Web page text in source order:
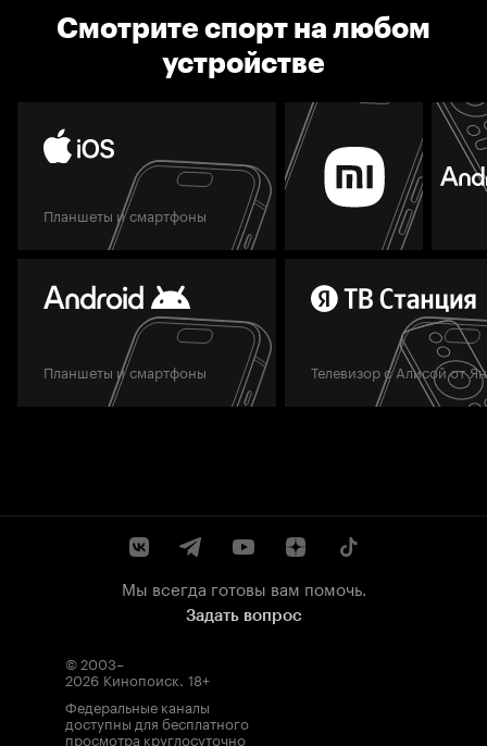
Смотрите спорт на любом
устройстве
Планшеты и смартфоны
Планшеты и смартфоны Телевизор с Алисой от
Мы всегда готовы вам помочь.
Задать вопрос
© 2003–
2026 Кинопоиск. 18+
Федеральные каналы
доступны для бесплатного
просмотра круглосуточно